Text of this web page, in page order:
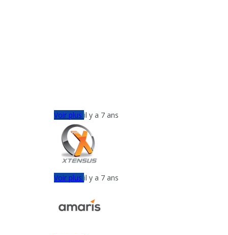
Voir plusil y a 7 ans
Voir plusil y a 7 ans